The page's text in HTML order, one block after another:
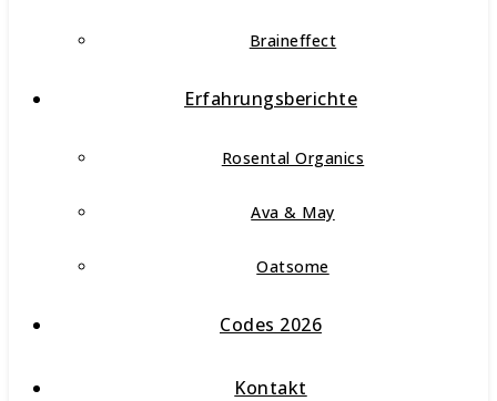
Braineffect
Erfahrungsberichte
Rosental Organics
Ava & May
Oatsome
Codes 2026
Kontakt